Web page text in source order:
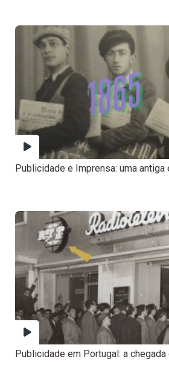
Publicidade e Imprensa: uma antiga
Publicidade em Portugal: a